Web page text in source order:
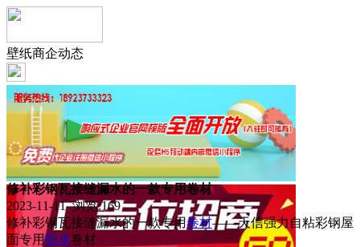
壁纸商企动态
修补彩钢瓦接缝漏水的一款专用卷材
2023-11-11 浏览:169
修补彩钢瓦接缝漏水的一款专用卷材——天信强力自粘彩钢屋
面专用防水卷材